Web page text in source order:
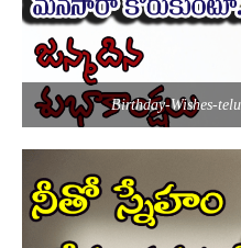
Birthday-Wishes-